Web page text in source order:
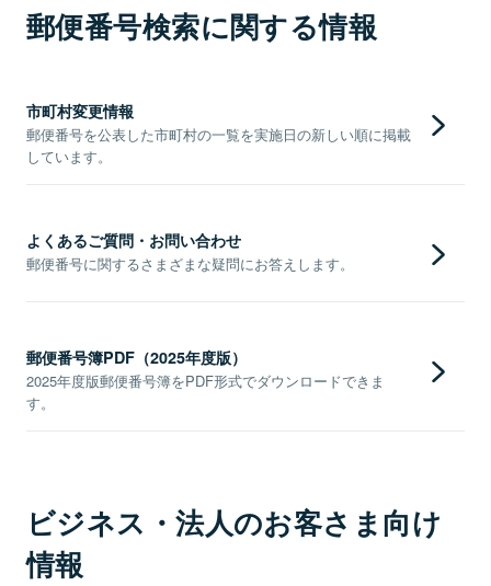
郵便番号検索に関する情報
市町村変更情報
郵便番号を公表した市町村の一覧を実施日の新しい順に掲載
しています。
よくあるご質問・お問い合わせ
郵便番号に関するさまざまな疑問にお答えします。
郵便番号簿PDF（2025年度版）
2025年度版郵便番号簿をPDF形式でダウンロードできま
す。
ビジネス・法人のお客さま向け
情報